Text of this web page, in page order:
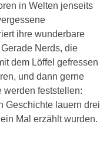
in Welten jenseits
ihre wunderbare
Nerds, die
dem Löffel gefressen
und dann gerne
werden feststellen:
Geschichte lauern drei
Mal erzählt wurden.